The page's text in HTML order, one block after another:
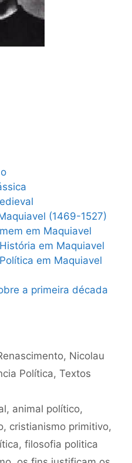
(1469-1527)
em Maquiavel
em Maquiavel
em Maquiavel
a primeira década
, Nicolau
Política, Textos
, animal político,
, cristianismo primitivo,
, filosofia politica